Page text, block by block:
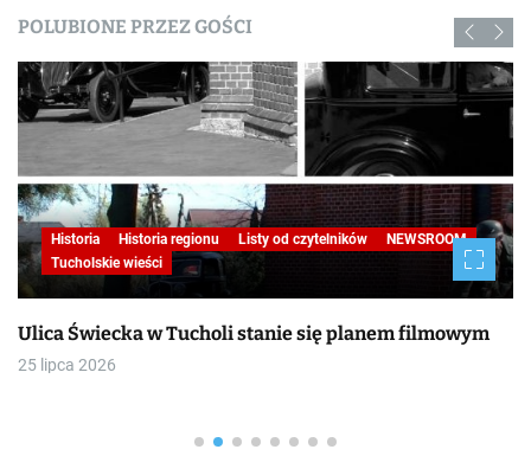
POLUBIONE PRZEZ GOŚCI
Historia Historia regionu NEWSROOM
PARTNERZY
Tucholskie wieści
Turystyka
W obiektywie TOKiS-u
Wydarzenia kulturalne
BITWA POD GRUNWALDEM AD 2026 / galerii ciąg
dalszy